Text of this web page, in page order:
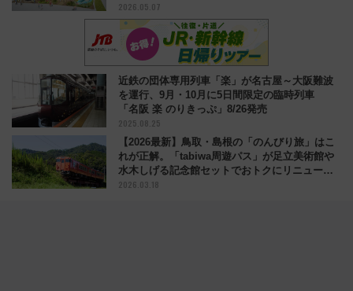
グリーンエクスポ）
2026.05.07
近鉄の団体専用列車「楽」が名古屋～大阪難波
を運行、9月・10月に5日間限定の臨時列車
「名阪 楽 のりきっぷ」8/26発売
2025.08.25
【2026最新】鳥取・島根の「のんびり旅」はこ
れが正解。「tabiwa周遊パス」が足立美術館や
水木しげる記念館セットでおトクにリニューア
ル
2026.03.18